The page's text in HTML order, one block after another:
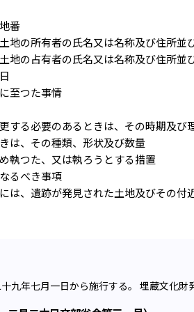
番
地の所有者の氏名又は名称及び住所
地の占有者の氏名又は名称及び住所
至つた事情
する必要のあるときは、その時期及び
は、その種類、形状及び数量
執つた、又は執ろうとする措置
るべき事項
は、遺跡が発見された土地及びその
九年七月一日から施行する。 埋蔵文化